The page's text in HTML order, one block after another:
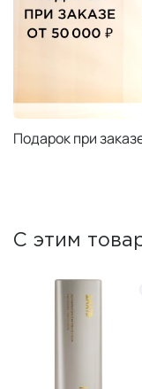
Подарок при
С этим